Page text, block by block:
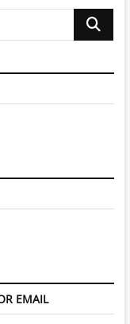
Buscar
EMAIL